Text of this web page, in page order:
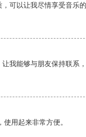
可以让我尽情享受音乐的
我能够与朋友保持联系，
用起来非常方便。